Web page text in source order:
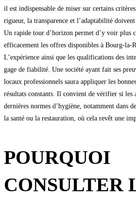
il est indispensable de miser sur certains
rigueur, la transparence et l’adaptabilité
Un rapide tour d’horizon permet d’y voir plus
efficacement les offres disponibles à Bourg-la-
L’expérience ainsi que les qualifications des
gage de fiabilité. Une société ayant fait ses
locaux professionnels saura appliquer les
résultats constants. Il convient de vérifier si les
dernières normes d’hygiène, notamment dans
la santé ou la restauration, où cela revêt une
POURQUOI
CONSULTER